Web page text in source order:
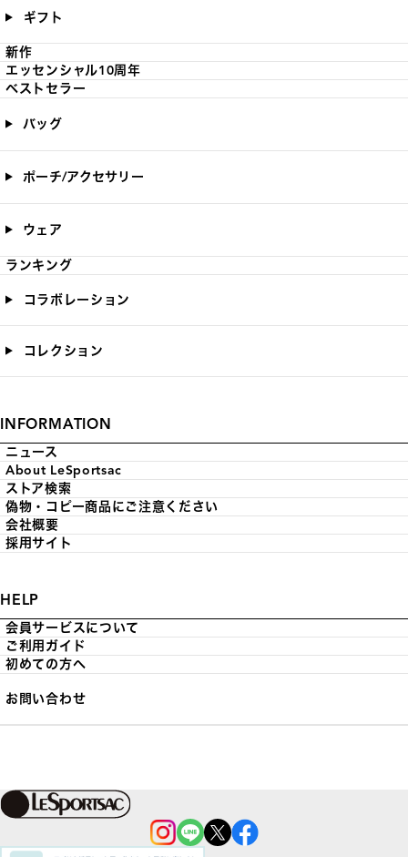
ギフト
新作
エッセンシャル10周年
ベストセラー
バッグ
ポーチ/アクセサリー
ウェア
ランキング
コラボレーション
コレクション
INFORMATION
ニュース
About LeSportsac
ストア検索
偽物・コピー商品にご注意ください
会社概要
採用サイト
HELP
会員サービスについて
ご利用ガイド
初めての方へ
お問い合わせ